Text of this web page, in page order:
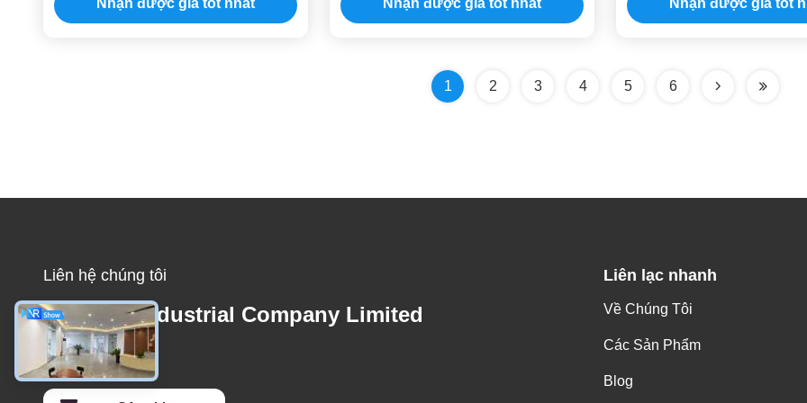
Nhận được giá tốt nhất
Nhận được giá tốt nhất
Nhận được giá tốt
1 2 3 4 5 6
Liên hệ chúng tôi
1stshine Industrial Company Limited
Email
Liên lạc nhanh
Về Chúng Tôi
Các Sản Phẩm
Blog